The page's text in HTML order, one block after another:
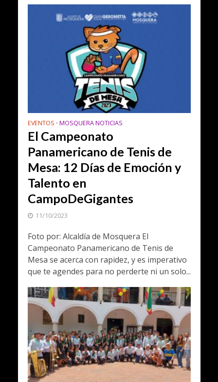
EVENTOS • MOSQUERA NOTICIAS
El Campeonato
Panamericano de Tenis de
Mesa: 12 Días de Emoción y
Talento en
CampoDeGigantes
11/10/2023
Foto por: Alcaldía de Mosquera El
Campeonato Panamericano de Tenis de
Mesa se acerca con rapidez, y es imperativo
que te agendes para no perderte ni un solo...